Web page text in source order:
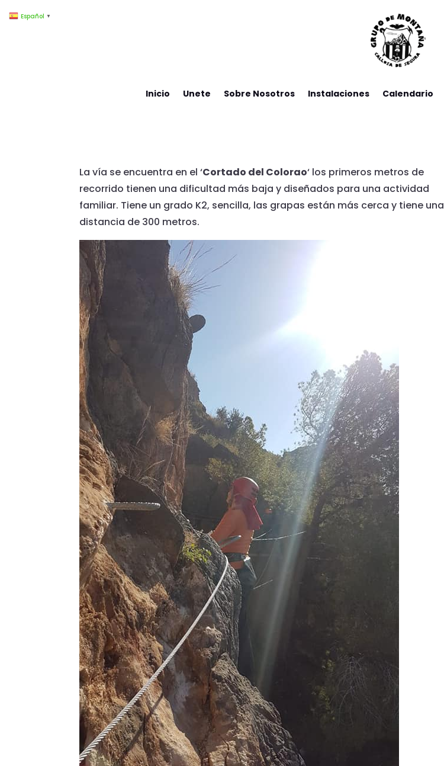
Inicio Unete Sobre Nosotros Instalaciones Calendario
La vía se encuentra en el ‘Cortado del Colorao‘ los primeros metros de
recorrido tienen una dificultad más baja y diseñados para una actividad
familiar. Tiene un grado K2, sencilla, las grapas están más cerca y tiene una
distancia de 300 metros.
Español ▼